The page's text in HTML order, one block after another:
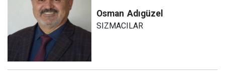
Osman Adıgüzel
SIZMACILAR